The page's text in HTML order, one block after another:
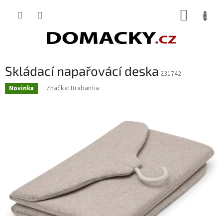
Skládací napařovácí deska 231742
Novinka Značka: Brabantia